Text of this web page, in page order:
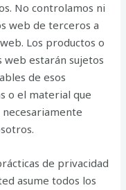
No controlamos ni
web de terceros a
Los productos o
estarán sujetos
de esos
o el material que
de privacidad
asume todos los